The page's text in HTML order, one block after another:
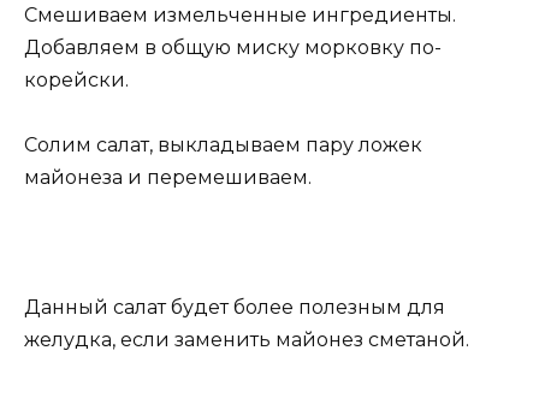
Смешиваем измельченные ингредиенты.
Добавляем в общую миску морковку по-
корейски.
Солим салат, выкладываем пару ложек
майонеза и перемешиваем.
Данный салат будет более полезным для
желудка, если заменить майонез сметаной.